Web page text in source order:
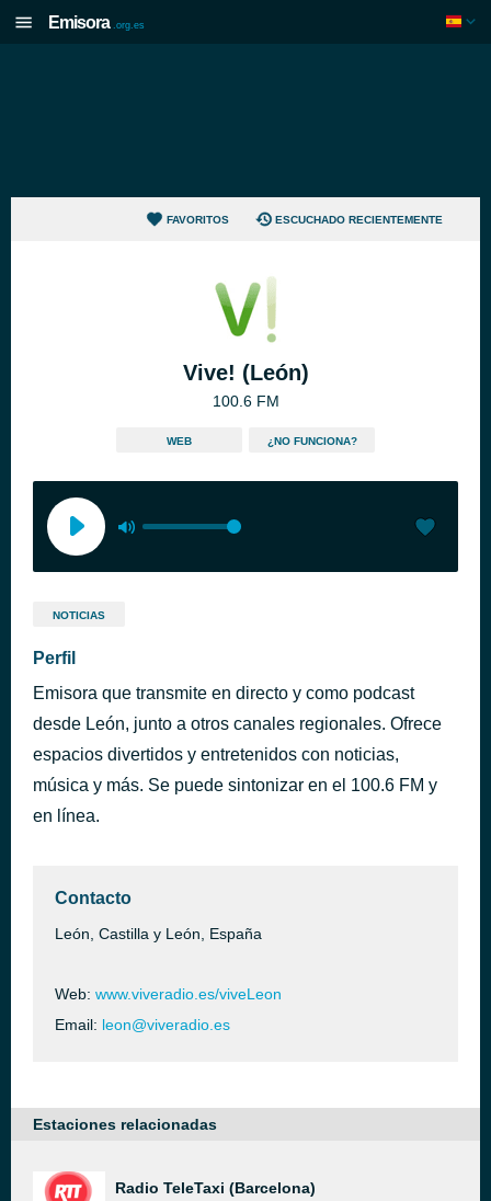
Emisora .org.es
FAVORITOS ESCUCHADO RECIENTEMENTE
Vive! (León)
100.6 FM
WEB ¿NO FUNCIONA?
NOTICIAS
Perfil
Emisora que transmite en directo y como podcast
desde León, junto a otros canales regionales. Ofrece
espacios divertidos y entretenidos con noticias,
música y más. Se puede sintonizar en el 100.6 FM y
en línea.
Contacto
León, Castilla y León, España
Web: www.viveradio.es/viveLeon
Email: leon@viveradio.es
Estaciones relacionadas
Radio TeleTaxi (Barcelona)